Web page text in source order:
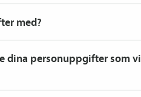
med?
dina personuppgifter som vi